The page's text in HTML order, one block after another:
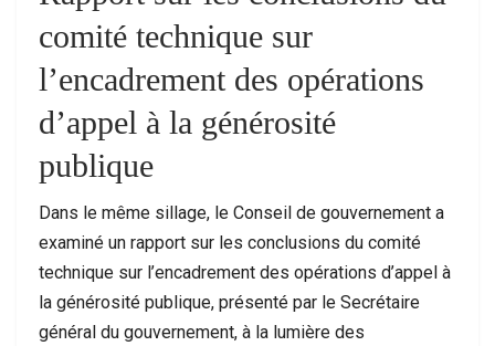
comité technique sur
l’encadrement des opérations
d’appel à la générosité
publique
Dans le même sillage, le Conseil de gouvernement a
examiné un rapport sur les conclusions du comité
technique sur l’encadrement des opérations d’appel à
la générosité publique, présenté par le Secrétaire
général du gouvernement, à la lumière des